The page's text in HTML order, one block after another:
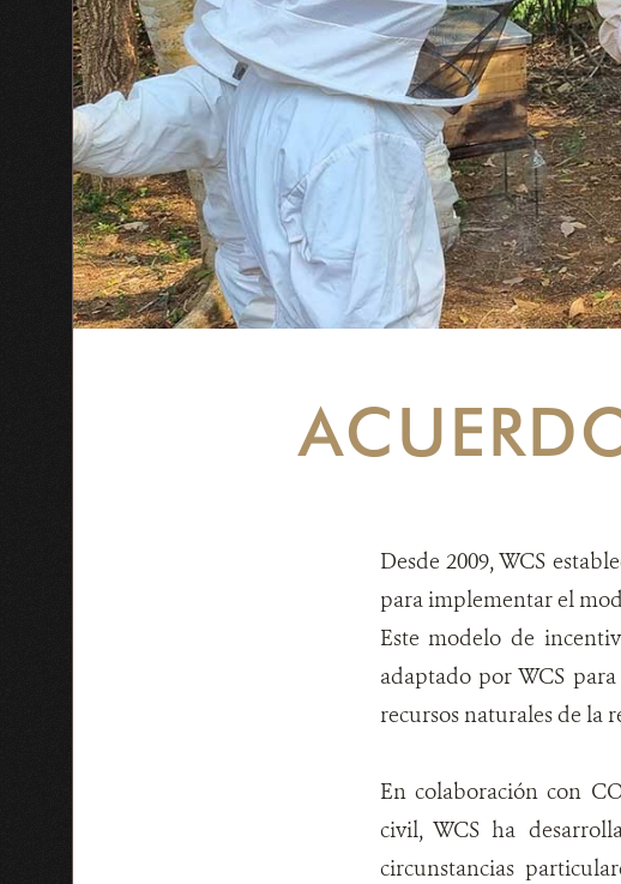
Desde 2009, WCS
para implementar el
Este modelo de
adaptado por WCS
recursos naturales de la
En colaboración con
civil, WCS ha
circunstancias